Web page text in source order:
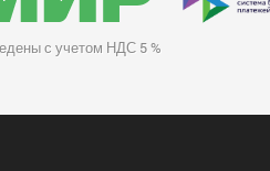
с учетом НДС 5 %